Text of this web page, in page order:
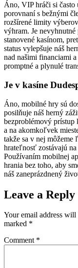
Áno, VIP hráči si
porovnaní s bežnými
rozšírené limity
výhram. Je
stanovené kasínom,
status vylepšuje náš
nad našimi financiami
promptné a plynulé
Je v kasíne
Áno, mobilné hry sú
posilňuje náš herný
bezproblémový
a na akomkoľvek
takže sa v nej
hrateľnosť zostávajú na
Používaním mobilnej
hrania bez toho, aby
náš zaneprázdnený
Leave a Reply
Your email address will
marked *
Comment *